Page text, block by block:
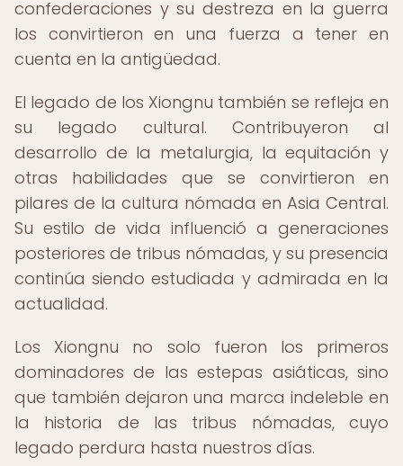
confederaciones y su destreza en la guerra
los convirtieron en una fuerza a tener en
cuenta en la antigüedad.
El legado de los Xiongnu también se refleja en
su legado cultural. Contribuyeron al
desarrollo de la metalurgia, la equitación y
otras habilidades que se convirtieron en
pilares de la cultura nómada en Asia Central.
Su estilo de vida influenció a generaciones
posteriores de tribus nómadas, y su presencia
continúa siendo estudiada y admirada en la
actualidad.
Los Xiongnu no solo fueron los primeros
dominadores de las estepas asiáticas, sino
que también dejaron una marca indeleble en
la historia de las tribus nómadas, cuyo
legado perdura hasta nuestros días.